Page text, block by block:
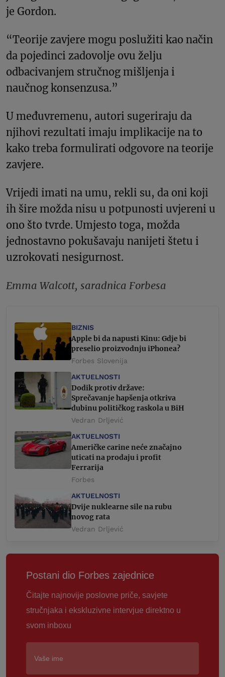
je Gordon.
“Teorije zavjere mogu poslužiti kao način
da pojedinci zadovolje ovu želju
odbacivanjem stručnog mišljenja i
naučnog konsenzusa.”
U međuvremenu, autori sugeriraju da
njihovi rezultati imaju implikacije na to
kako treba formulirati odgovore na teorije
zavjere.
Vrijedi imati na umu, rekli su, da oni koji
ih šire možda nisu u potpunosti uvjereni u
ono što tvrde. Umjesto toga, možda
jednostavno pokušavaju nanijeti štetu i
uzrokovati nesigurnost.
Emma Walcott, saradnica Forbesa
BIZNIS
Apple bi da napusti Kinu: Gdje bi
preselio proizvodnju iPhonea?
Forbes Slovenija
AKTUELNOSTI
Dodik protiv države:
Sprečavanje hapšenja otkriva
dubinu političkog raskola u BiH
Vedran Drljević
AKTUELNOSTI
Američke carine neće značajno
uticati na prodaju i profit
Ferrarija
Forbes
AKTUELNOSTI
Dvije nuklearne sile na rubu
novog rata
Vedran Drljević
Postani dio Forbes zajednice
Čitajte najnovije poslovne priče, savjete
stručnjaka i ekskluzivne intervjue direktno u
svom inboxu